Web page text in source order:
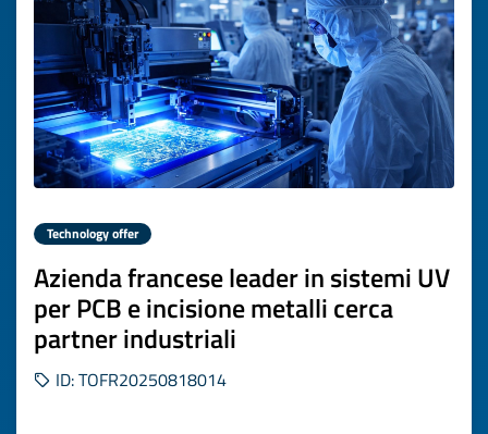
Technology offer
Azienda francese leader in sistemi UV
per PCB e incisione metalli cerca
partner industriali
ID: TOFR20250818014